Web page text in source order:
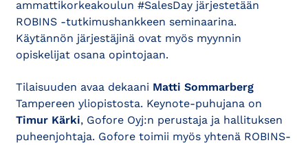
ammattikorkeakoulun #SalesDay järjestetään
ROBINS -tutkimushankkeen seminaarina.
Käytännön järjestäjinä ovat myös myynnin
opiskelijat osana opintojaan.
Tilaisuuden avaa dekaani Matti Sommarberg
Tampereen yliopistosta. Keynote-puhujana on
Timur Kärki, Gofore Oyj:n perustaja ja hallituksen
puheenjohtaja. Gofore toimii myös yhtenä ROBINS-